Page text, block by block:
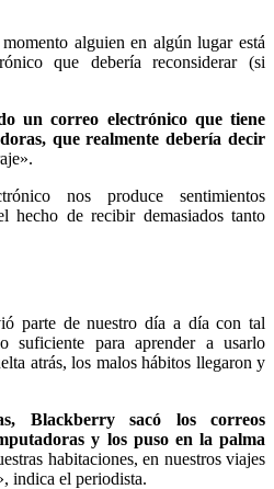
alguien en algún lugar está
que debería reconsiderar (si
un correo electrónico que tiene
que realmente debería decir
nos produce sentimientos
hecho de recibir demasiados tanto
parte de nuestro día a día con tal
suficiente para aprender a usarlo
atrás, los malos hábitos llegaron y
Blackberry sacó los correos
y los puso en la palma
habitaciones, en nuestros viajes
indica el periodista.